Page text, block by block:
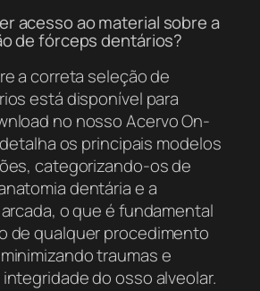
acesso ao material sobre a
de fórceps dentários?
a correta seleção de
está disponível para
no nosso Acervo On-
os principais modelos
categorizando-os de
dentária e a
o que é fundamental
de qualquer procedimento
traumas e
do osso alveolar.